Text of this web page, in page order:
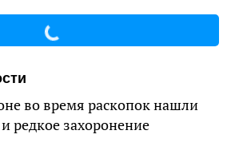
во время раскопок нашли
редкое захоронение